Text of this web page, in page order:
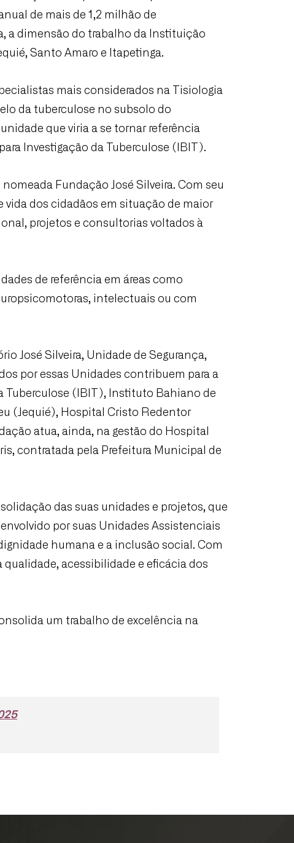
de mais de 1,2 milhão de
a dimensão do trabalho da Instituição
Santo Amaro e Itapetinga.
mais considerados na Tisiologia
da tuberculose no subsolo do
que viria a se tornar referência
Investigação da Tuberculose (IBIT).
Fundação José Silveira. Com seu
vida dos cidadãos em situação de maior
projetos e consultorias voltados à
de referência em áreas como
intelectuais ou com
José Silveira, Unidade de Segurança,
por essas Unidades contribuem para a
Tuberculose (IBIT), Instituto Bahiano de
(Jequié), Hospital Cristo Redentor
atua, ainda, na gestão do Hospital
contratada pela Prefeitura Municipal de
das suas unidades e projetos, que
por suas Unidades Assistenciais
humana e a inclusão social. Com
acessibilidade e eficácia dos
um trabalho de excelência na